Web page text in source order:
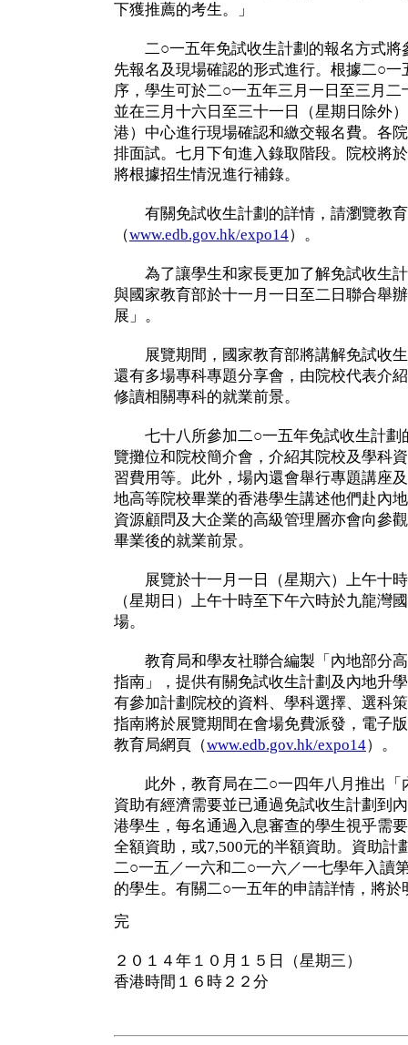
下獲推薦的考生。」
二○一五年免試收生計劃的報名方式將
先報名及現場確認的形式進行。根據二○
序，學生可於二○一五年三月一日至三月
並在三月十六日至三十一日（星期日除外
港）中心進行現場確認和繳交報名費。各
排面試。七月下旬進入錄取階段。院校將
將根據招生情況進行補錄。
有關免試收生計劃的詳情，請瀏覽教
（www.edb.gov.hk/expo14）。
為了讓學生和家長更加了解免試收生計
與國家教育部於十一月一日至二日聯合舉
展」。
展覽期間，國家教育部將講解免試收生
還有多場專科專題分享會，由院校代表介
修讀相關專科的就業前景。
七十八所參加二○一五年免試收生計劃
覽攤位和院校簡介會，介紹其院校及學科
習費用等。此外，場內還會舉行專題講座
地高等院校畢業的香港學生講述他們赴內
資源顧問及大企業的高級管理層亦會向參
畢業後的就業前景。
展覽於十一月一日（星期六）上午十時
（星期日）上午十時至下午六時於九龍灣
場。
教育局和學友社聯合編製「內地部分高
指南」，提供有關免試收生計劃及內地升
有參加計劃院校的資料、學科選擇、選科
指南將於展覽期間在會場免費派發，電子
教育局網頁（www.edb.gov.hk/expo14）。
此外，教育局在二○一四年八月推出「
資助有經濟需要並已通過免試收生計劃到
港學生，每名通過入息審查的學生視乎需
全額資助，或7,500元的半額資助。資助計
二○一五／一六和二○一六／一七學年入讀
的學生。有關二○一五年的申請詳情，將於
完
２０１４年１０月１５日（星期三）
香港時間１６時２２分